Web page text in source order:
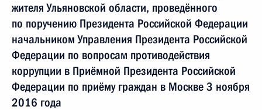
жителя Ульяновской области, проведённого
по поручению Президента Российской Федерации
начальником Управления Президента Российской
Федерации по вопросам противодействия
коррупции в Приёмной Президента Российской
Федерации по приёму граждан в Москве 3 ноября
2016 года